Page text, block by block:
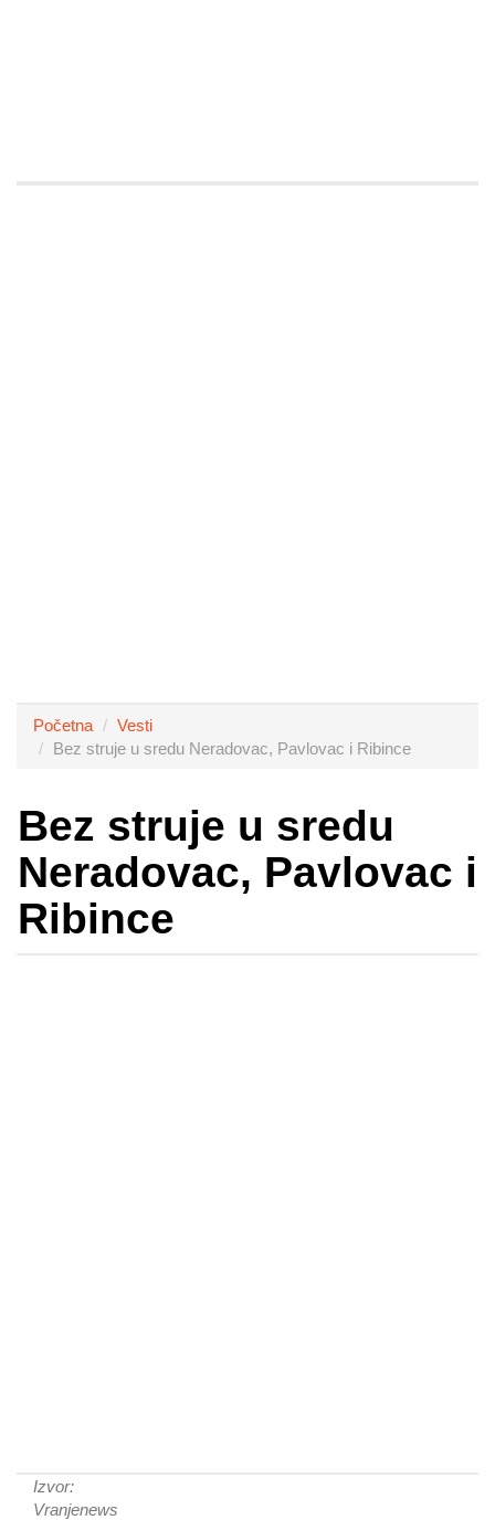
Početna
Vesti
Bez struje u sredu Neradovac, Pavlovac i Ribince
Bez struje u sredu
Neradovac, Pavlovac i
Ribince
Izvor:
Vranjenews